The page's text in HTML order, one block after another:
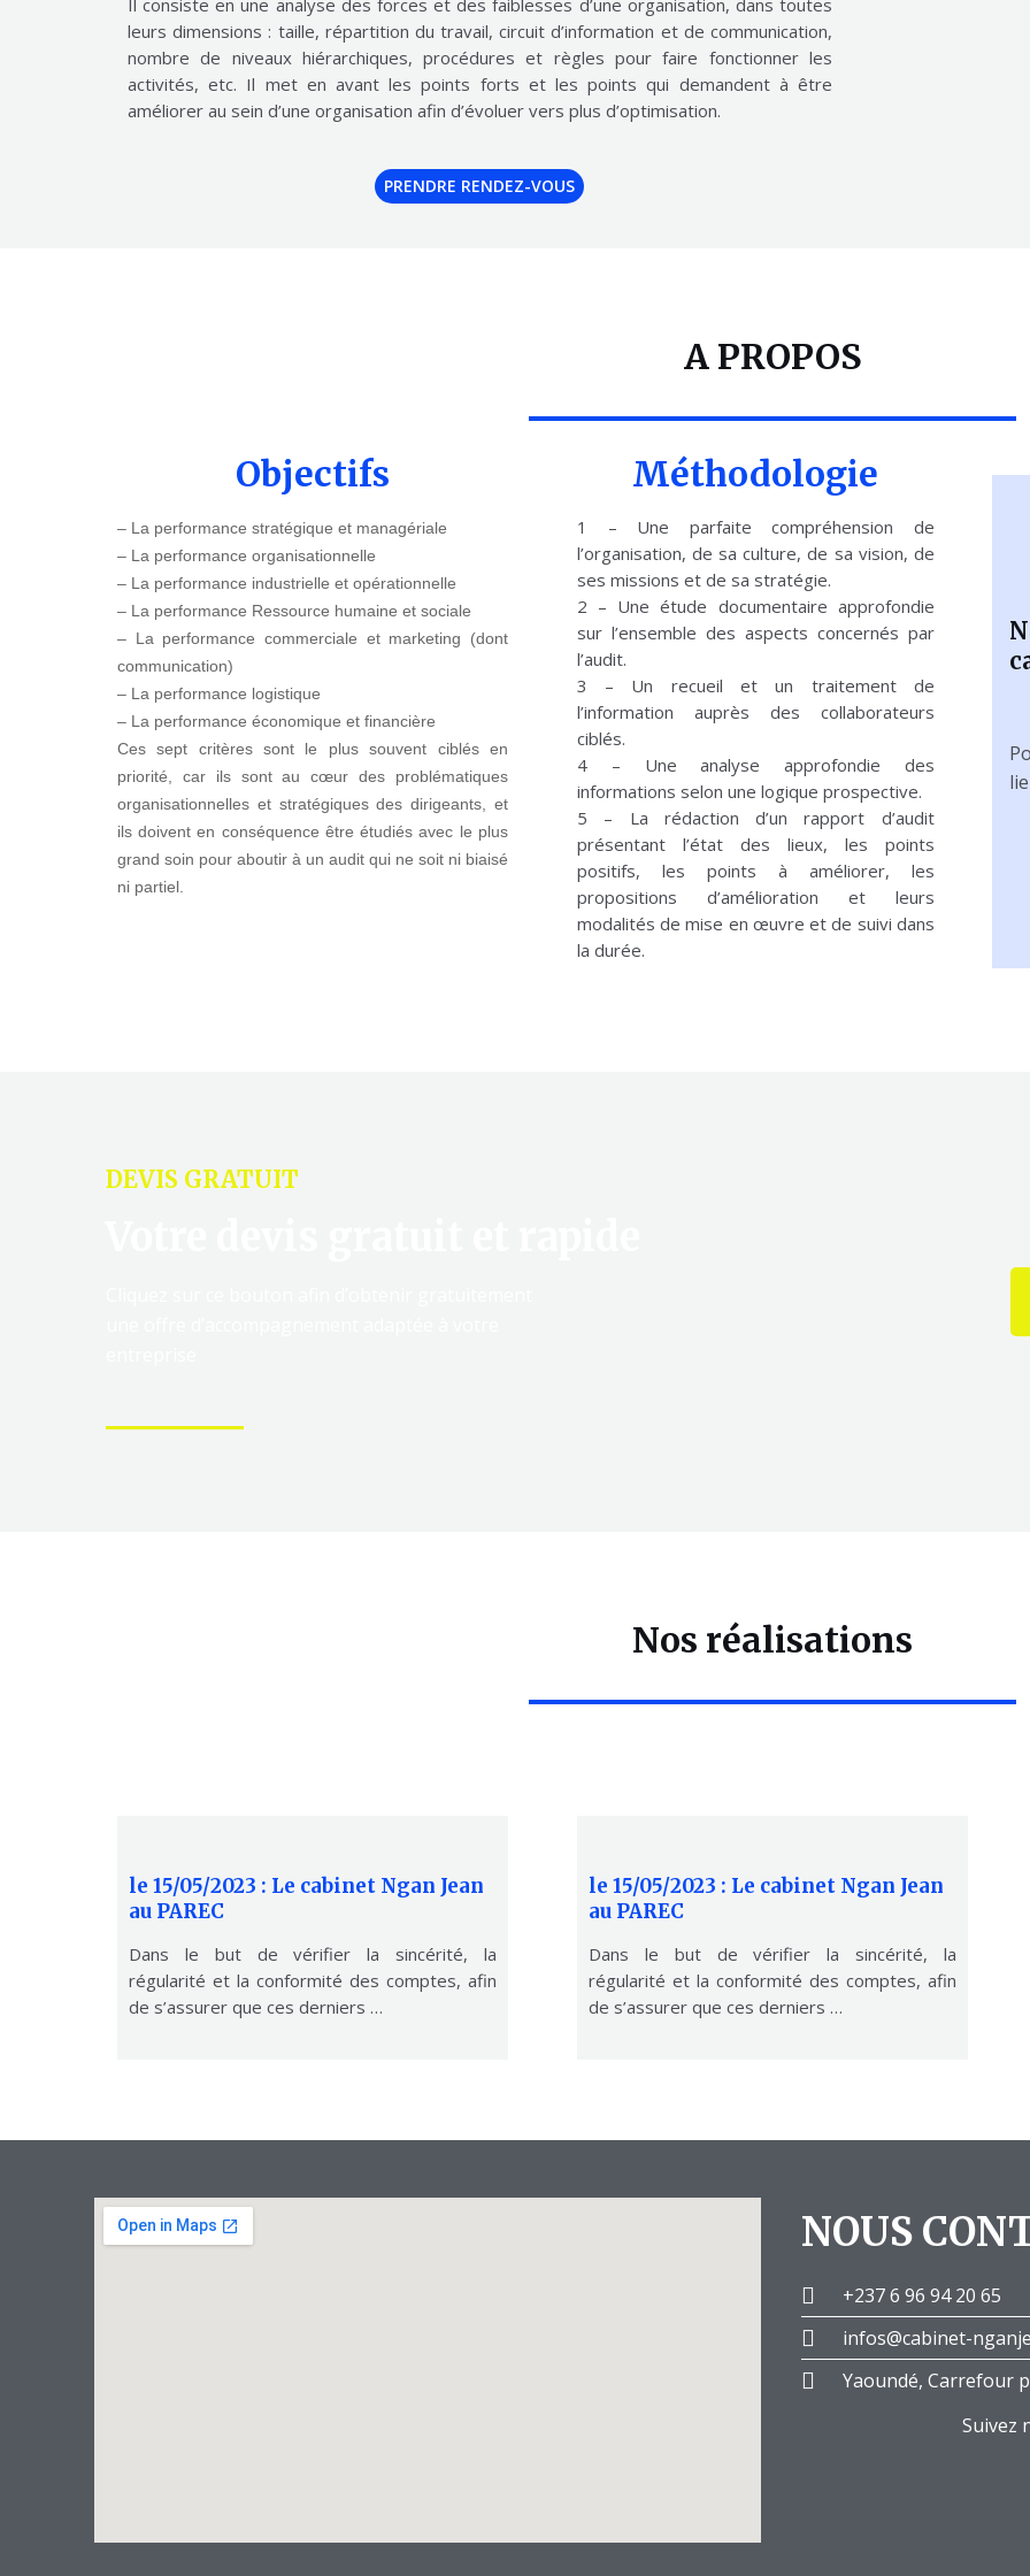
Il consiste en une analyse des forces et des faiblesses d’une organisation, dans toutes
leurs dimensions : taille, répartition du travail, circuit d’information et de communication,
nombre de niveaux hiérarchiques, procédures et règles pour faire fonctionner les
activités, etc. Il met en avant les points forts et les points qui demandent à être
améliorer au sein d’une organisation afin d’évoluer vers plus d’optimisation.
PRENDRE RENDEZ-VOUS
A PROPOS
Objectifs
– La performance stratégique et managériale
– La performance organisationnelle
– La performance industrielle et opérationnelle
– La performance Ressource humaine et sociale
– La performance commerciale et marketing (dont
communication)
– La performance logistique
– La performance économique et financière
Ces sept critères sont le plus souvent ciblés en
priorité, car ils sont au cœur des problématiques
organisationnelles et stratégiques des dirigeants, et
ils doivent en conséquence être étudiés avec le plus
grand soin pour aboutir à un audit qui ne soit ni biaisé
ni partiel.
Méthodologie
1 – Une parfaite compréhension de
l’organisation, de sa culture, de sa vision, de
ses missions et de sa stratégie.
2 – Une étude documentaire approfondie
sur l’ensemble des aspects concernés par
l’audit.
3 – Un recueil et un traitement de
l’information auprès des collaborateurs
ciblés.
4 – Une analyse approfondie des
informations selon une logique prospective.
5 – La rédaction d’un rapport d’audit
présentant l’état des lieux, les points
positifs, les points à améliorer, les
propositions d’amélioration et leurs
modalités de mise en œuvre et de suivi dans
la durée.
DEVIS GRATUIT
Nos réalisations
le 15/05/2023 : Le cabinet Ngan Jean
au PAREC
Dans le but de vérifier la sincérité, la
régularité et la conformité des comptes, afin
de s’assurer que ces derniers …
le 15/05/2023 : Le cabinet Ngan Jean
au PAREC
Dans le but de vérifier la sincérité, la
régularité et la conformité des comptes, afin
de s’assurer que ces derniers …
NOUS
+237 6 96 94 20 65
infos@cabinet-
Yaoundé, Carrefour
Suivez